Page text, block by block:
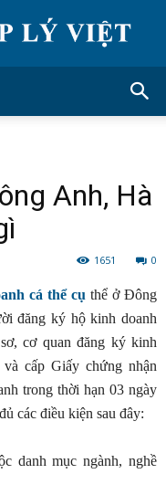
Anh, Hà
0
1651
cá thể cụ thể ở Đông
đăng ký hộ kinh doanh
cơ quan đăng ký kinh
cấp Giấy chứng nhận
trong thời hạn 03 ngày
các điều kiện sau đây:
danh mục ngành, nghề